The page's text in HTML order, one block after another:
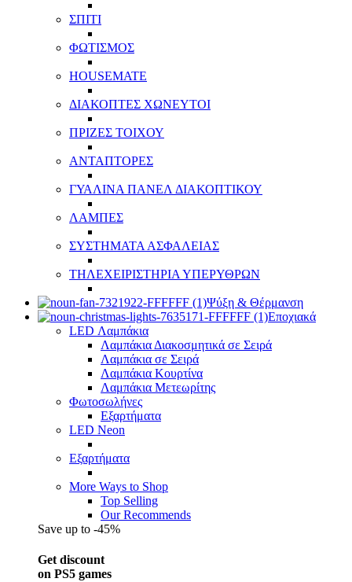
ΣΠΙΤΙ
ΦΩΤΙΣΜΟΣ
HOUSEMATE
ΔΙΑΚΟΠΤΕΣ ΧΩΝΕΥΤΟΙ
ΠΡΙΖΕΣ ΤΟΙΧΟΥ
ΑΝΤΑΠΤΟΡΕΣ
ΓΥΑΛΙΝΑ ΠΑΝΕΛ ΔΙΑΚΟΠΤΙΚΟΥ
ΛΑΜΠΕΣ
ΣΥΣΤΗΜΑΤΑ ΑΣΦΑΛΕΙΑΣ
ΤΗΛΕΧΕΙΡΙΣΤΗΡΙΑ ΥΠΕΡΥΘΡΩΝ
Ψύξη & Θέρμανση
Εποχιακά
LED Λαμπάκια
Λαμπάκια Διακοσμητικά σε Σειρά
Λαμπάκια σε Σειρά
Λαμπάκια Κουρτίνα
Λαμπάκια Μετεωρίτης
Φωτοσωλήνες
Εξαρτήματα
LED Neon
Εξαρτήματα
More Ways to Shop
Top Selling
Our Recommends
Save up to -45%
Get discount
on PS5 games